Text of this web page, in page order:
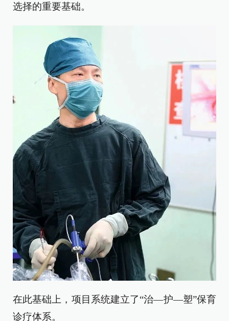
选择的重要基础。
在此基础上，项目系统建立了“治—护—塑”保育
诊疗体系。